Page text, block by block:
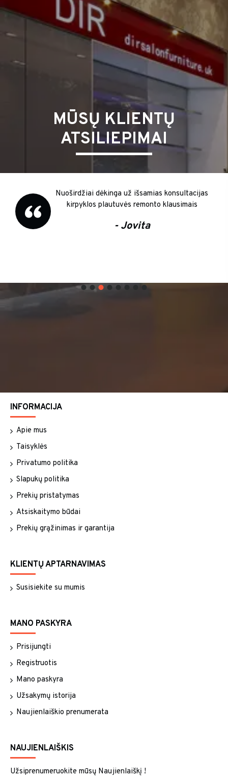
MŪSŲ KLIENTŲ
ATSILIEPIMAI
Nuoširdžiai dėkinga už išsamias konsultacijas
kirpyklos plautuvės remonto klausimais
- Jovita
INFORMACIJA
Apie mus
Taisyklės
Privatumo politika
Slapukų politika
Prekių pristatymas
Atsiskaitymo būdai
Prekių grąžinimas ir garantija
KLIENTŲ APTARNAVIMAS
Susisiekite su mumis
MANO PASKYRA
Prisijungti
Registruotis
Mano paskyra
Užsakymų istorija
Naujienlaiškio prenumerata
NAUJIENLAIŠKIS
Užsiprenumeruokite mūsų Naujienlaiškį !